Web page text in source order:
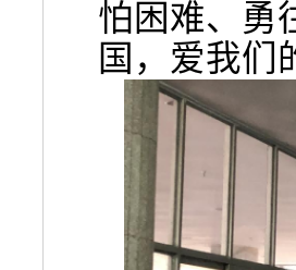
怕困难、勇
国，爱我们